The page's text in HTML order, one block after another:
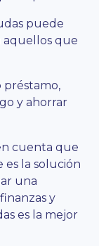
puede
aquellos que
préstamo,
y ahorrar
cuenta que
es la solución
una
y
es la mejor